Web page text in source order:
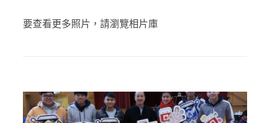
要查看更多照片，請瀏覽相片庫